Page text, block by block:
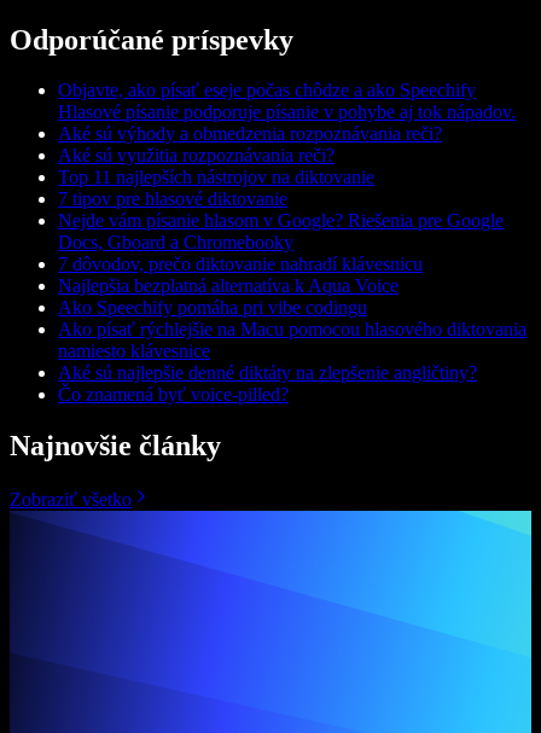
Odporúčané príspevky
Objavte, ako písať eseje počas chôdze a ako Speechify
Hlasové písanie podporuje písanie v pohybe aj tok nápadov.
Aké sú výhody a obmedzenia rozpoznávania reči?
Aké sú využitia rozpoznávania reči?
Top 11 najlepších nástrojov na diktovanie
7 tipov pre hlasové diktovanie
Nejde vám písanie hlasom v Google? Riešenia pre Google
Docs, Gboard a Chromebooky
7 dôvodov, prečo diktovanie nahradí klávesnicu
Najlepšia bezplatná alternatíva k Aqua Voice
Ako Speechify pomáha pri vibe codingu
Ako písať rýchlejšie na Macu pomocou hlasového diktovania
namiesto klávesnice
Aké sú najlepšie denné diktáty na zlepšenie angličtiny?
Čo znamená byť voice-pilled?
Najnovšie články
Zobraziť všetko